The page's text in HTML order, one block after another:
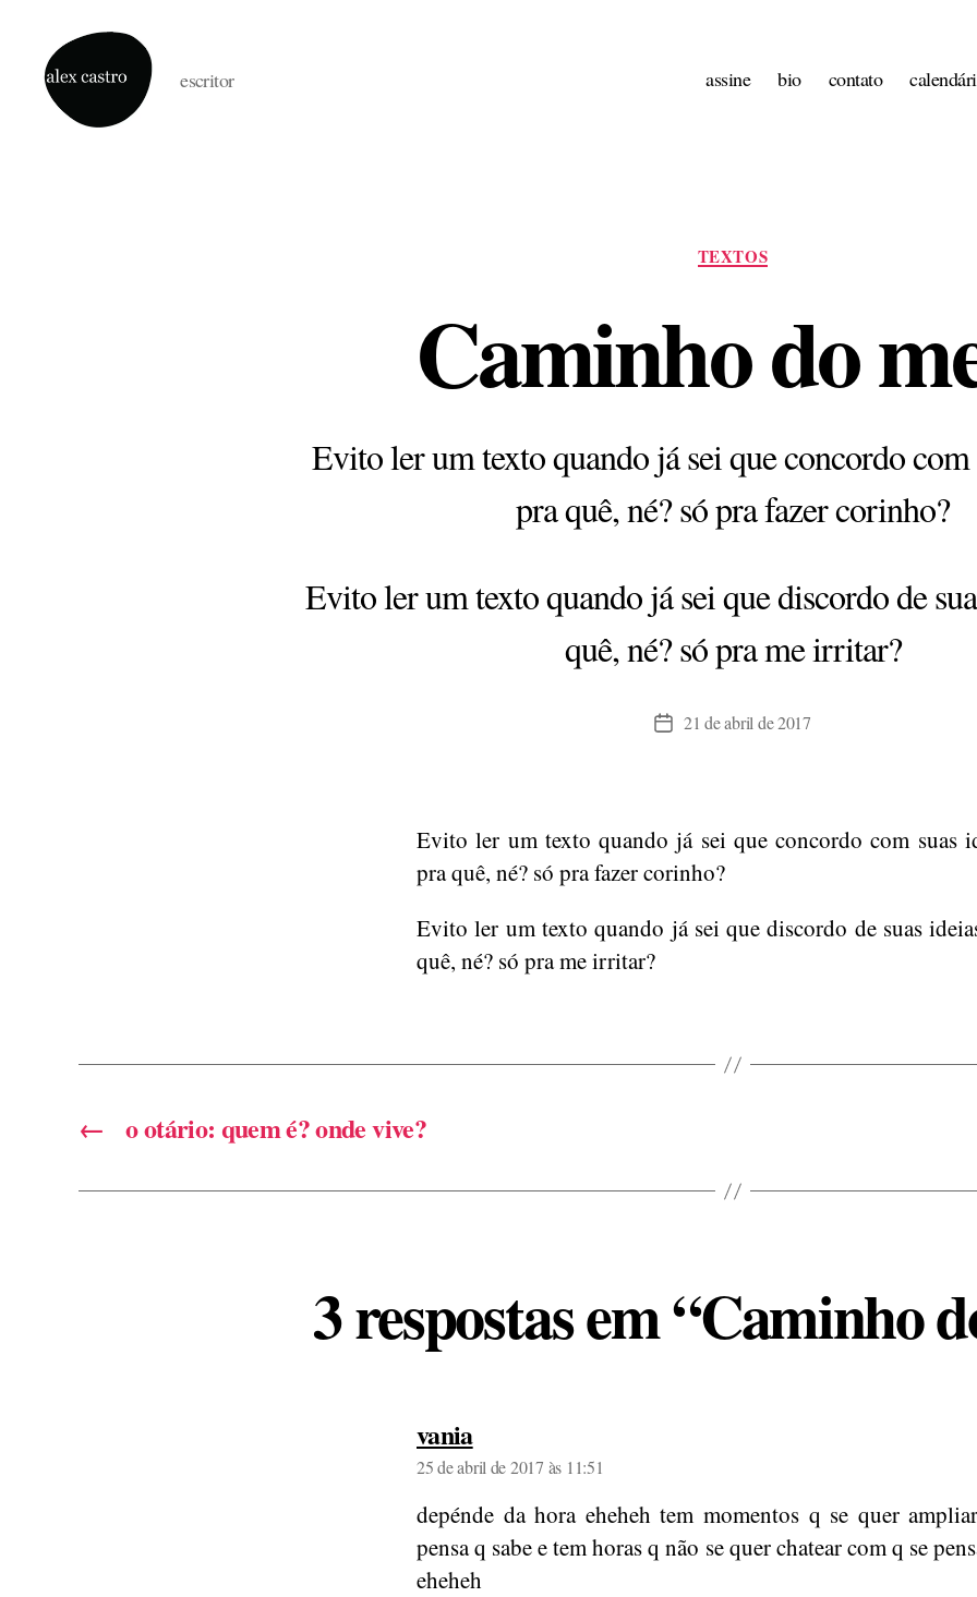
escritor assine bio contato
Categorias
TEXTOS
Caminho do
Evito ler um texto quando já sei que concordo
pra quê, né? só pra fazer corinho?
Evito ler um texto quando já sei que discordo de
quê, né? só pra me irritar?
Data21 de abril de 2017
Evito ler um texto quando já sei que concordo com suas
pra quê, né? só pra fazer corinho?
Evito ler um texto quando já sei que discordo de suas
quê, né? só pra me irritar?
← o otário: quem é? onde vive?
3 respostas em “Caminho
vaniadiz:
25 de abril de 2017 às 11:51
depénde da hora eheheh tem momentos q se quer
pensa q sabe e tem horas q não se quer chatear com q se
eheheh